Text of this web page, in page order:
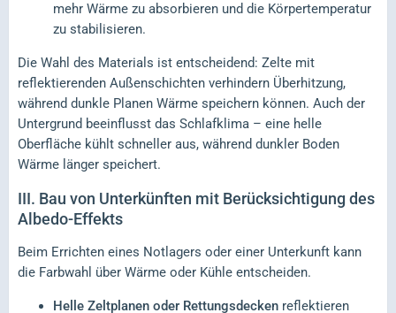
mehr Wärme zu absorbieren und die Körpertemperatur
zu stabilisieren.
Die Wahl des Materials ist entscheidend: Zelte mit
reflektierenden Außenschichten verhindern Überhitzung,
während dunkle Planen Wärme speichern können. Auch der
Untergrund beeinflusst das Schlafklima – eine helle
Oberfläche kühlt schneller aus, während dunkler Boden
Wärme länger speichert.
III. Bau von Unterkünften mit Berücksichtigung des
Albedo-Effekts
Beim Errichten eines Notlagers oder einer Unterkunft kann
die Farbwahl über Wärme oder Kühle entscheiden.
Helle Zeltplanen oder Rettungsdecken reflektieren